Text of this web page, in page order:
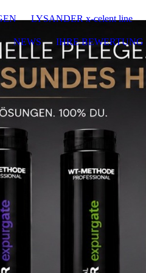
LYSANDER x-celent line
NEWS IHRE BEWERTUNG